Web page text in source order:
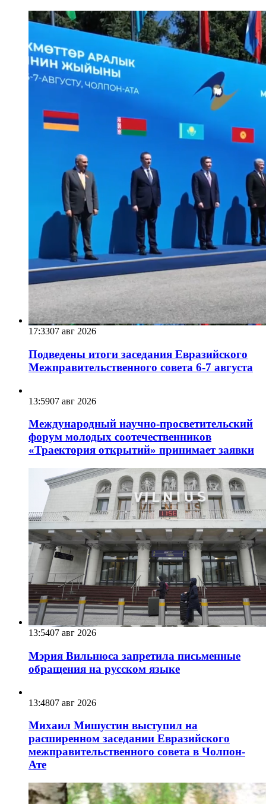
17:3307 авг 2026
Подведены итоги заседания Евразийского
Межправительственного совета 6-7 августа
13:5907 авг 2026
Международный научно-просветительский
форум молодых соотечественников
«Траектория открытий» принимает заявки
13:5407 авг 2026
Мэрия Вильнюса запретила письменные
обращения на русском языке
13:4807 авг 2026
Михаил Мишустин выступил на
расширенном заседании Евразийского
межправительственного совета в Чолпон-
Ате